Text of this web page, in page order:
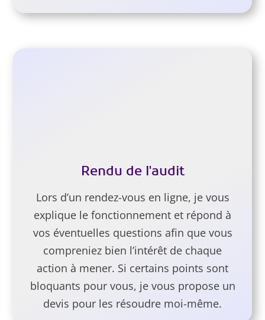
Rendu de l'audit
Lors d’un rendez-vous en ligne, je vous
explique le fonctionnement et répond à
vos éventuelles questions afin que vous
compreniez bien l’intérêt de chaque
action à mener. Si certains points sont
bloquants pour vous, je vous propose un
devis pour les résoudre moi-même.